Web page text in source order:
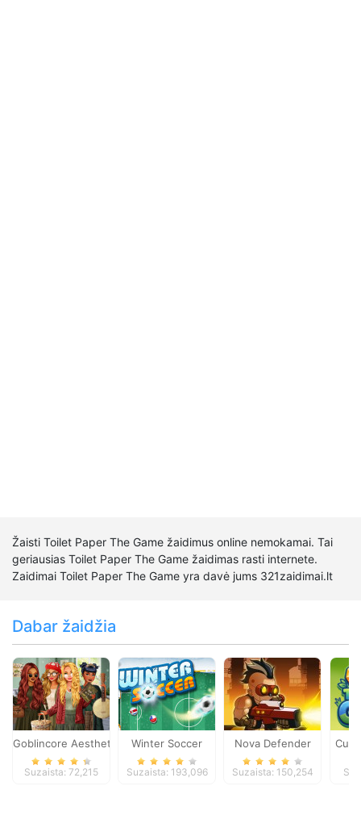
Žaisti Toilet Paper The Game žaidimus online nemokamai. Tai
geriausias Toilet Paper The Game žaidimas rasti internete.
Zaidimai Toilet Paper The Game yra davė jums 321zaidimai.lt
Dabar žaidžia
Goblincore Aesthetic
Suzaista: 72,215
Winter Soccer
Suzaista: 193,096
Nova Defender
Suzaista: 150,254
Cut